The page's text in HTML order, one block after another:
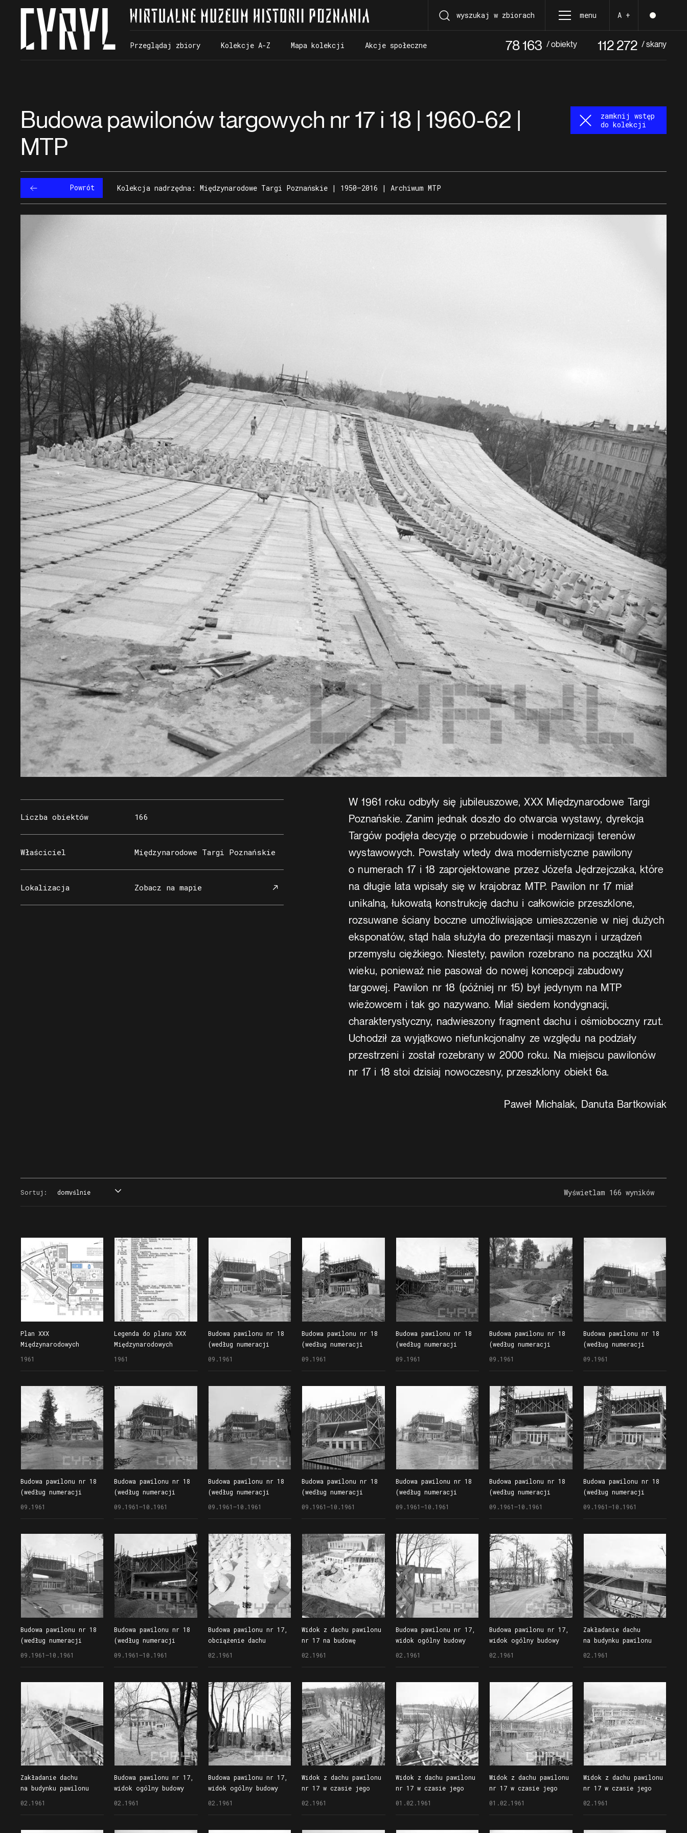
wyszukaj w zbiorach menu A +
Przeglądaj zbiory
Kolekcje A-Z
Mapa kolekcji
Akcje społeczne
78 163 / obiekty 112 272 / skany
Budowa pawilonów targowych nr 17 i 18 | 1960-62 |
MTP
zamknij wstęp
do kolekcji
Powrót Kolekcja nadrzędna: Międzynarodowe Targi Poznańskie | 1950–2016 | Archiwum MTP
Liczba obiektów 166
Właściciel Międzynarodowe Targi Poznańskie
Lokalizacja Zobacz na mapie
W 1961 roku odbyły się jubileuszowe, XXX Międzynarodowe Targi
Poznańskie. Zanim jednak doszło do otwarcia wystawy, dyrekcja
Targów podjęła decyzję o przebudowie i modernizacji terenów
wystawowych. Powstały wtedy dwa modernistyczne pawilony
o numerach 17 i 18 zaprojektowane przez Józefa Jędrzejczaka, które
na długie lata wpisały się w krajobraz MTP. Pawilon nr 17 miał
unikalną, łukowatą konstrukcję dachu i całkowicie przeszklone,
rozsuwane ściany boczne umożliwiające umieszczenie w niej dużych
eksponatów, stąd hala służyła do prezentacji maszyn i urządzeń
przemysłu ciężkiego. Niestety, pawilon rozebrano na początku XXI
wieku, ponieważ nie pasował do nowej koncepcji zabudowy
targowej. Pawilon nr 18 (później nr 15) był jedynym na MTP
wieżowcem i tak go nazywano. Miał siedem kondygnacji,
charakterystyczny, nadwieszony fragment dachu i ośmioboczny rzut.
Uchodził za wyjątkowo niefunkcjonalny ze względu na podziały
przestrzeni i został rozebrany w 2000 roku. Na miejscu pawilonów
nr 17 i 18 stoi dzisiaj nowoczesny, przeszklony obiekt 6a.
Paweł Michalak, Danuta Bartkowiak
Sortuj:
domyślnie
miejsce
Wyświetlam 166 wyników
Plan XXX
Międzynarodowych
1961
Legenda do planu XXX
Międzynarodowych
1961
Budowa pawilonu nr 18
(według numeracji
09.1961
Budowa pawilonu nr 18
(według numeracji
09.1961
Budowa pawilonu nr 18
(według numeracji
09.1961
Budowa pawilonu nr 18
(według numeracji
09.1961
Budowa pawilonu nr 18
(według numeracji
09.1961
Budowa pawilonu nr 18
(według numeracji
09.1961
Budowa pawilonu nr 18
(według numeracji
09.1961–10.1961
Budowa pawilonu nr 18
(według numeracji
09.1961–10.1961
Budowa pawilonu nr 18
(według numeracji
09.1961–10.1961
Budowa pawilonu nr 18
(według numeracji
09.1961–10.1961
Budowa pawilonu nr 18
(według numeracji
09.1961–10.1961
Budowa pawilonu nr 18
(według numeracji
09.1961–10.1961
Budowa pawilonu nr 18
(według numeracji
09.1961–10.1961
Budowa pawilonu nr 18
(według numeracji
09.1961–10.1961
Budowa pawilonu nr 17,
obciążenie dachu
02.1961
Widok z dachu pawilonu
nr 17 na budowę
02.1961
Budowa pawilonu nr 17,
widok ogólny budowy
02.1961
Budowa pawilonu nr 17,
widok ogólny budowy
02.1961
Zakładanie dachu
na budynku pawilonu
02.1961
Zakładanie dachu
na budynku pawilonu
02.1961
Budowa pawilonu nr 17,
widok ogólny budowy
02.1961
Budowa pawilonu nr 17,
widok ogólny budowy
02.1961
Widok z dachu pawilonu
nr 17 w czasie jego
02.1961
Widok z dachu pawilonu
nr 17 w czasie jego
01.02.1961
Widok z dachu pawilonu
nr 17 w czasie jego
01.02.1961
Widok z dachu pawilonu
nr 17 w czasie jego
02.1961